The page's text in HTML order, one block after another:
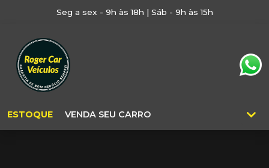
Seg a sex - 9h às 18h | Sáb - 9h às 15h
ESTOQUE VENDA SEU CARRO